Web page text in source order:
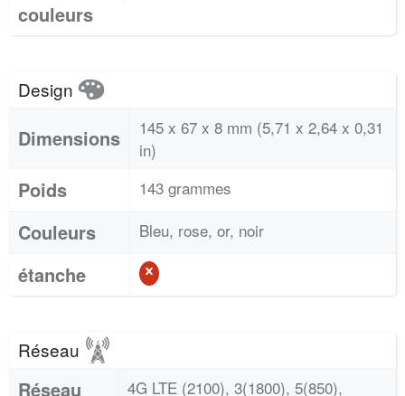
couleurs
Design
Dimensions
145 x 67 x 8 mm (5,71 x 2,64 x 0,31
in)
Poids 143 grammes
Couleurs Bleu, rose, or, noir
étanche
Réseau
Réseau
4G LTE (2100), 3(1800), 5(850),